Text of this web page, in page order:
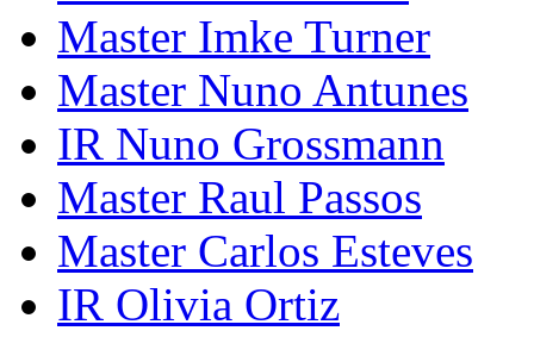
Master Imke Turner
Master Nuno Antunes
IR Nuno Grossmann
Master Raul Passos
Master Carlos Esteves
IR Olivia Ortiz